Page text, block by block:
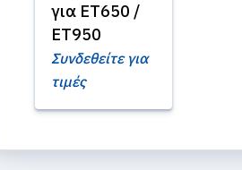
για ET650 /
ET950
Συνδεθείτε για
τιμές